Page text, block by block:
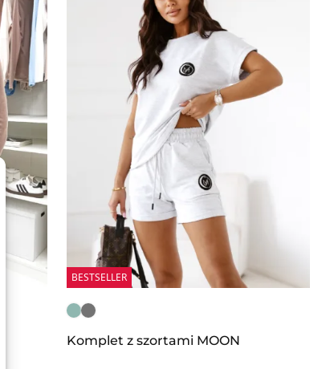
BESTSELLER
Komplet z szortami MOON